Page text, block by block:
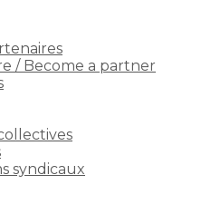
/ Become a partner
syndicaux